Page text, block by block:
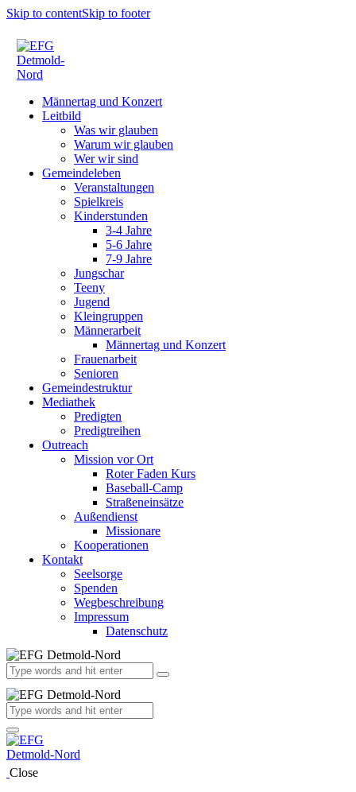
Skip to contentSkip to footer
Männertag und Konzert
Leitbild
Was wir glauben
Warum wir glauben
Wer wir sind
Gemeindeleben
Veranstaltungen
Spielkreis
Kinderstunden
3-4 Jahre
5-6 Jahre
7-9 Jahre
Jungschar
Teeny
Jugend
Kleingruppen
Männerarbeit
Männertag und Konzert
Frauenarbeit
Senioren
Gemeindestruktur
Mediathek
Predigten
Predigtreihen
Outreach
Mission vor Ort
Roter Faden Kurs
Baseball-Camp
Straßeneinsätze
Außendienst
Missionare
Kooperationen
Kontakt
Seelsorge
Spenden
Wegbeschreibung
Impressum
Datenschutz
Close